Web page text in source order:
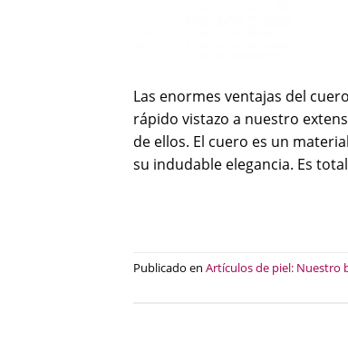
Las enormes ventajas del
rápido vistazo a nuestro
de ellos. El cuero es un
su indudable elegancia. Es
Publicado en Artículos de piel: Nuestro